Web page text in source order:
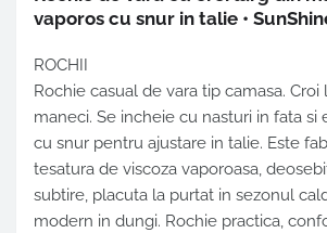
vaporos cu snur in talie •
ROCHII
Rochie casual de vara tip camasa. Croi
maneci. Se incheie cu nasturi in fata si
cu snur pentru ajustare in talie. Este
tesatura de viscoza vaporoasa,
subtire, placuta la purtat in sezonul
modern in dungi. Rochie practica,